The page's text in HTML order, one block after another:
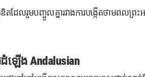
តដែលរួមបញ្ចូលគ្នារវាងការបង្កើតថាមពល
ឡើង Andalusian